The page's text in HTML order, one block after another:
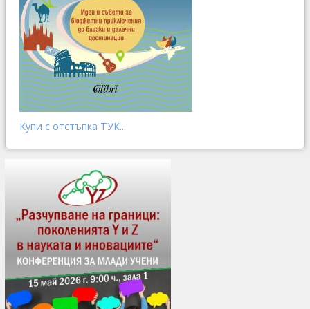
Купи с отстъпка ТУК...